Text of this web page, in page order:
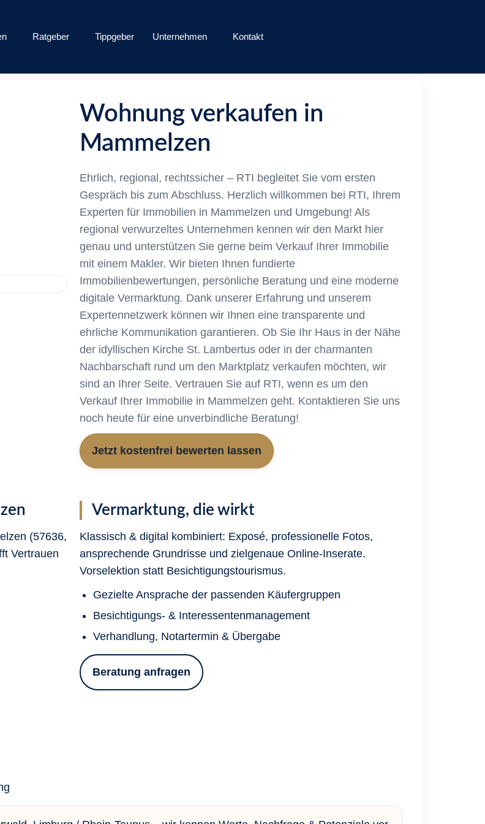
Ratgeber Tippgeber Unternehmen Kontakt
Wohnung verkaufen in
Mammelzen
Ehrlich, regional, rechtssicher – RTI begleitet Sie vom ersten
Gespräch bis zum Abschluss. Herzlich willkommen bei RTI, Ihrem
Experten für Immobilien in Mammelzen und Umgebung! Als
regional verwurzeltes Unternehmen kennen wir den Markt hier
genau und unterstützen Sie gerne beim Verkauf Ihrer Immobilie
mit einem Makler. Wir bieten Ihnen fundierte
Immobilienbewertungen, persönliche Beratung und eine moderne
digitale Vermarktung. Dank unserer Erfahrung und unserem
Expertennetzwerk können wir Ihnen eine transparente und
ehrliche Kommunikation garantieren. Ob Sie Ihr Haus in der Nähe
der idyllischen Kirche St. Lambertus oder in der charmanten
Nachbarschaft rund um den Marktplatz verkaufen möchten, wir
sind an Ihrer Seite. Vertrauen Sie auf RTI, wenn es um den
Verkauf Ihrer Immobilie in Mammelzen geht. Kontaktieren Sie uns
noch heute für eine unverbindliche Beratung!
Jetzt kostenfrei bewerten lassen
(57636,
Vertrauen
Vermarktung, die wirkt
Klassisch & digital kombiniert: Exposé, professionelle Fotos,
ansprechende Grundrisse und zielgenaue Online-Inserate.
Vorselektion statt Besichtigungstourismus.
Gezielte Ansprache der passenden Käufergruppen
Besichtigungs- & Interessentenmanagement
Verhandlung, Notartermin & Übergabe
Beratung anfragen